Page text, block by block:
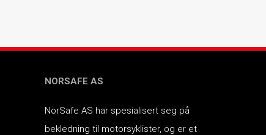
NORSAFE AS
NorSafe AS har spesialisert seg på
bekledning til motorsyklister, og er et